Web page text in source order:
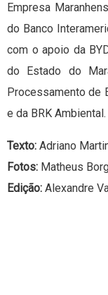
Empresa
do Banco
com o apoio da
do Estado do
Processamento de
e da BRK Ambiental.
Texto: Adriano
Fotos: Matheus
Edição: Alexandre